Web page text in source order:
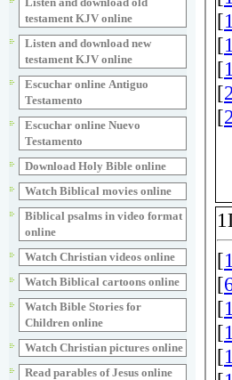
testament KJV online
Listen and download new
testament KJV online
Escuchar online Аntiguo
Testamento
Escuchar online Nuevo
Testamento
Download Holy Bible online
Watch Biblical movies online
Biblical psalms in video format
online
Watch Christian videos online
Watch Biblical cartoons online
Watch Bible Stories for
Children online
Watch Christian pictures online
Read parables of Jesus online